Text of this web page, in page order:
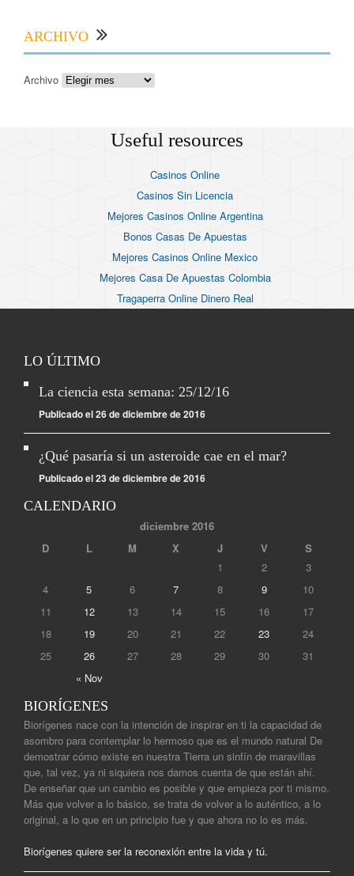
ARCHIVO
Archivo
Useful resources
Casinos Online
Casinos Sin Licencia
Mejores Casinos Online Argentina
Bonos Casas De Apuestas
Mejores Casinos Online Mexico
Mejores Casa De Apuestas Colombia
Tragaperra Online Dinero Real
LO ÚLTIMO
La ciencia esta semana: 25/12/16
Publicado el 26 de diciembre de 2016
¿Qué pasaría si un asteroide cae en el mar?
Publicado el 23 de diciembre de 2016
CALENDARIO
diciembre 2016
D
L M X J V S
« Nov
1 2
3
4
5 6 7 8 9
10
11
12 13 14 15 16
17
18
19 20 21 22 23
24
25
26 27 28 29 30 31
BIORÍGENES
Biorígenes nace con la intención de inspirar en ti la capacidad de
asombro para contemplar lo hermoso que es el mundo natural De
demostrar cómo existe en nuestra Tierra un sinfín de maravillas
que, tal vez, ya ni siquiera nos damos cuenta de que están ahí.
De enseñar que un cambio es posible y que empieza por ti mismo.
Más que volver a lo básico, se trata de volver a lo auténtico, a lo
original, a lo que en un principio fue y que ahora no lo es más.
Biorígenes quiere ser la reconexión entre la vida y tú.